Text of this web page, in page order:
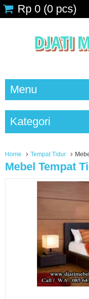
Rp 0 (0 pcs)
Menu
Kategori
Home Tempat Tidur
Mebel Tempat